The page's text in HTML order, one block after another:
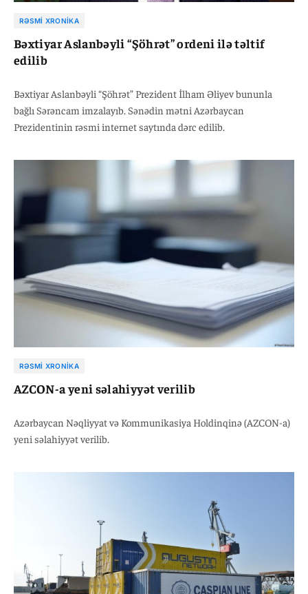
RƏSMI XRONIKA
Bəxtiyar Aslanbəyli “Şöhrət” ordeni ilə təltif
edilib
Bəxtiyar Aslanbəyli “Şöhrət” Prezident İlham Əliyev bununla
bağlı Sərəncam imzalayıb. Sənədin mətni Azərbaycan
Prezidentinin rəsmi internet saytında dərc edilib.
RƏSMI XRONIKA
AZCON-a yeni səlahiyyət verilib
Azərbaycan Nəqliyyat və Kommunikasiya Holdinqinə (AZCON-a)
yeni səlahiyyət verilib.